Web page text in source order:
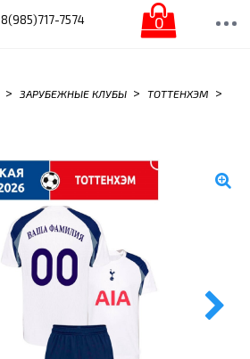
8(985)717-7574 0
> ЗАРУБЕЖНЫЕ КЛУБЫ > ТОТТЕНХЭМ >